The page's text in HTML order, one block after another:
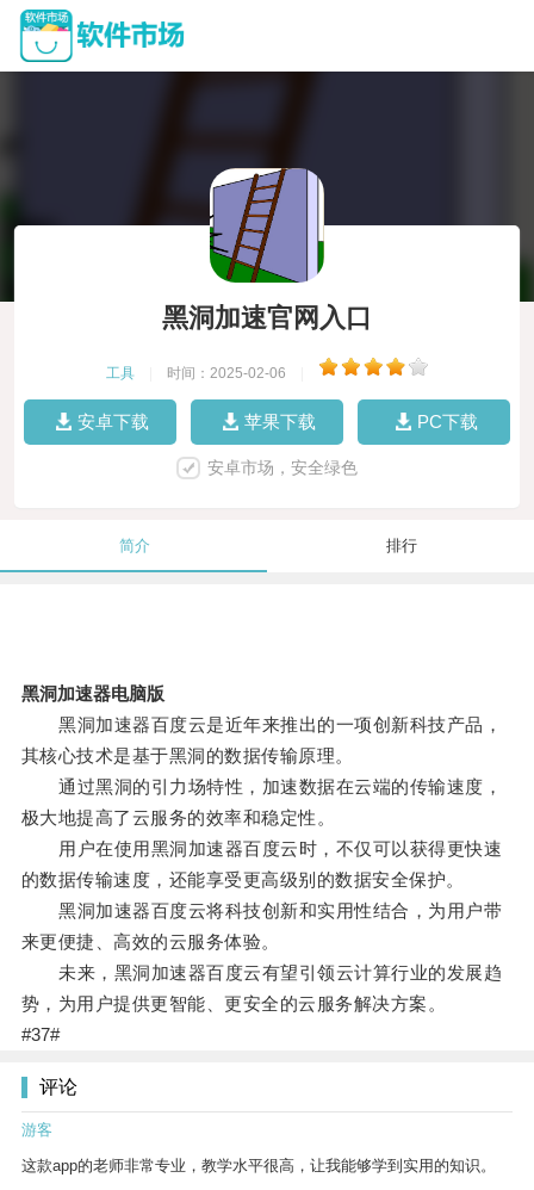
黑洞加速官网入口
工具 时间：2025-02-06
安卓下载 苹果下载 PC下载
安卓市场，安全绿色
简介 排行
黑洞加速器电脑版
黑洞加速器百度云是近年来推出的一项创新科技产品，
其核心技术是基于黑洞的数据传输原理。
通过黑洞的引力场特性，加速数据在云端的传输速度，
极大地提高了云服务的效率和稳定性。
用户在使用黑洞加速器百度云时，不仅可以获得更快速
的数据传输速度，还能享受更高级别的数据安全保护。
黑洞加速器百度云将科技创新和实用性结合，为用户带
来更便捷、高效的云服务体验。
未来，黑洞加速器百度云有望引领云计算行业的发展趋
势，为用户提供更智能、更安全的云服务解决方案。
#37#
评论
游客
这款app的老师非常专业，教学水平很高，让我能够学到实用的知识。